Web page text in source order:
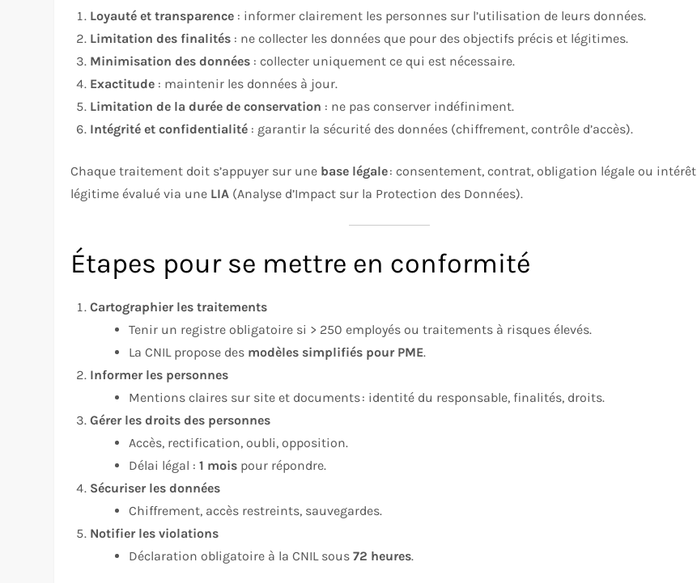
Loyauté et transparence : informer clairement les personnes sur l’utilisation de leurs données.
Limitation des finalités : ne collecter les données que pour des objectifs précis et légitimes.
Minimisation des données : collecter uniquement ce qui est nécessaire.
Exactitude : maintenir les données à jour.
Limitation de la durée de conservation : ne pas conserver indéfiniment.
Intégrité et confidentialité : garantir la sécurité des données (chiffrement, contrôle d’accès).
Chaque traitement doit s’appuyer sur une base légale: consentement, contrat, obligation légale ou intérêt
légitime évalué via une LIA (Analyse d’Impact sur la Protection des Données).
Étapes pour se mettre en conformité
Cartographier les traitements
Tenir un registre obligatoire si > 250 employés ou traitements à risques élevés.
La CNIL propose des modèles simplifiés pour PME.
Informer les personnes
Mentions claires sur site et documents : identité du responsable, finalités, droits.
Gérer les droits des personnes
Accès, rectification, oubli, opposition.
Délai légal :1 mois pour répondre.
Sécuriser les données
Chiffrement, accès restreints, sauvegardes.
Notifier les violations
Déclaration obligatoire à la CNIL sous72 heures.